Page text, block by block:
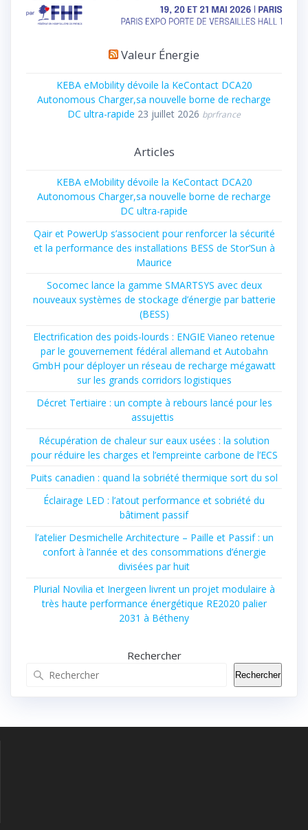
Valeur Énergie
KEBA eMobility dévoile la KeContact DCA20
Autonomous Charger,sa nouvelle borne de recharge
DC ultra-rapide 23 juillet 2026 bprfrance
Articles
KEBA eMobility dévoile la KeContact DCA20
Autonomous Charger,sa nouvelle borne de recharge
DC ultra-rapide
Qair et PowerUp s’associent pour renforcer la sécurité
et la performance des installations BESS de Stor’Sun à
Maurice
Socomec lance la gamme SMARTSYS avec deux
nouveaux systèmes de stockage d’énergie par batterie
(BESS)
Electrification des poids-lourds : ENGIE Vianeo retenue
par le gouvernement fédéral allemand et Autobahn
GmbH pour déployer un réseau de recharge mégawatt
sur les grands corridors logistiques
Décret Tertiaire : un compte à rebours lancé pour les
assujettis
Récupération de chaleur sur eaux usées : la solution
pour réduire les charges et l’empreinte carbone de l’ECS
Puits canadien : quand la sobriété thermique sort du sol
Éclairage LED : l’atout performance et sobriété du
bâtiment passif
l’atelier Desmichelle Architecture – Paille et Passif : un
confort à l’année et des consommations d’énergie
divisées par huit
Plurial Novilia et Inergeen livrent un projet modulaire à
très haute performance énergétique RE2020 palier
2031 à Bétheny
Rechercher
Rechercher